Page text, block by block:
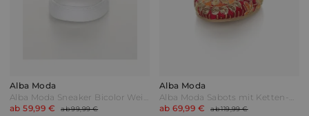
Alba Moda
Alba Moda Sneaker Bicolor Weiß/Lavendel
ab 59,99 €
ab 99,99 €
Alba Moda
Alba Moda Sabots mit Ketten-Detail Rot/Goldfarben
ab 69,99 €
ab 119,99 €